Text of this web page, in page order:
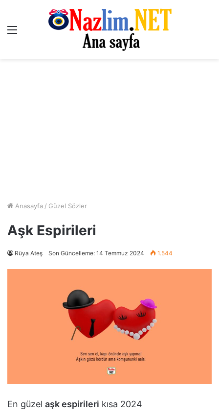
Menü
Anasayfa / Güzel Sözler
Aşk Espirileri
Rüya Ateş Son Güncelleme: 14 Temmuz 2024 1.544
En güzel aşk espirileri kısa 2024